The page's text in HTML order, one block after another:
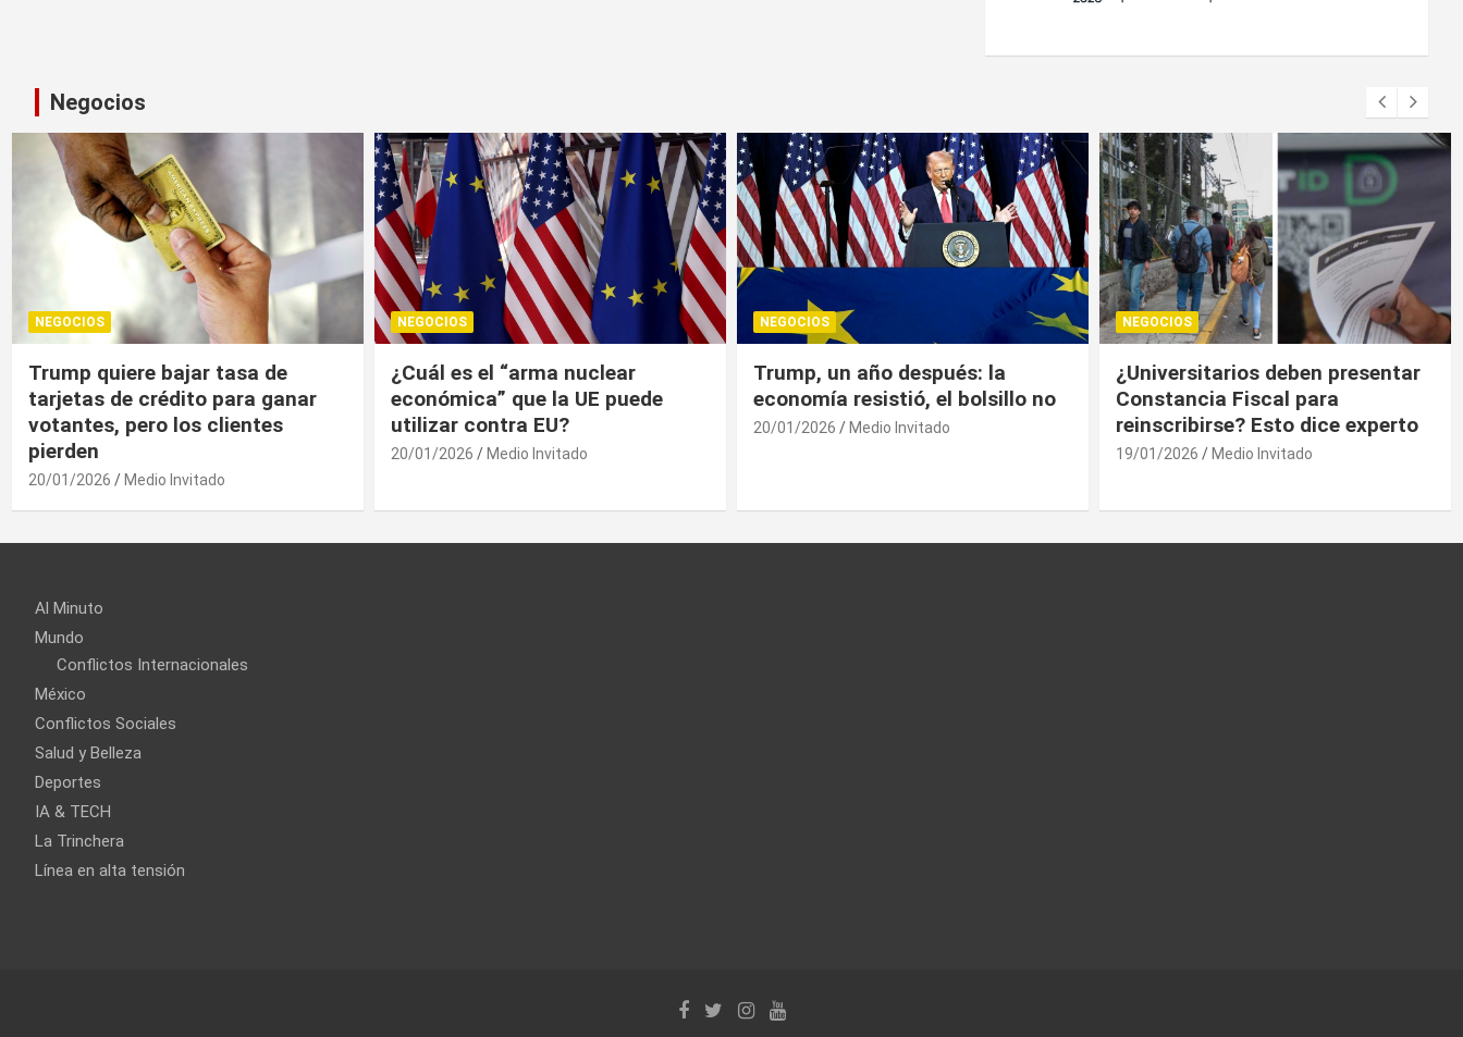
Negocios
NEGOCIOS
¿Cuál es el “arma nuclear
económica” que la UE puede
utilizar contra EU?
20/01/2026
NEGOCIOS
Trump, un año después: la
economía resistió, el bolsillo no
20/01/2026 Medio Invitado
NEGOCIOS
¿Universitarios deben presentar
Constancia Fiscal para
reinscribirse? Esto dice experto
NEGOCIOS
Trump contiene el déficit
comercial de bienes, pero sin
descenso
19/01/2026 Medio Invitado
Al Minuto
Mundo
Conflictos Internacionales
México
Conflictos Sociales
Salud y Belleza
Deportes
IA & TECH
La Trinchera
Línea en alta tensión